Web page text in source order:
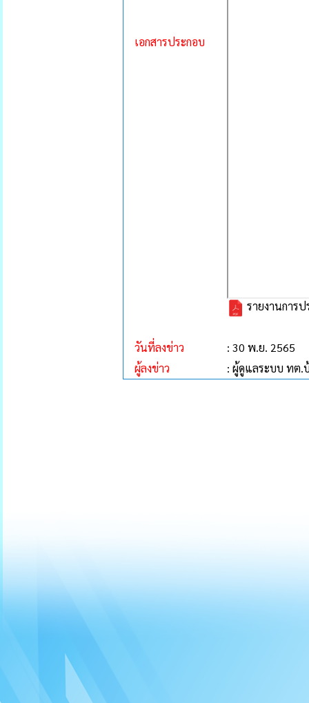
เอกสารประกอบ
รายงานการ
วันที่ลงข่าว
: 30 พ.ย. 2565
ผู้ลงข่าว
: ผู้ดูแลระบบ ทต.